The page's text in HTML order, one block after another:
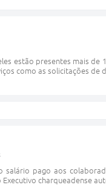
estão presentes mais de
como as solicitações de
salário pago aos
charqueadense